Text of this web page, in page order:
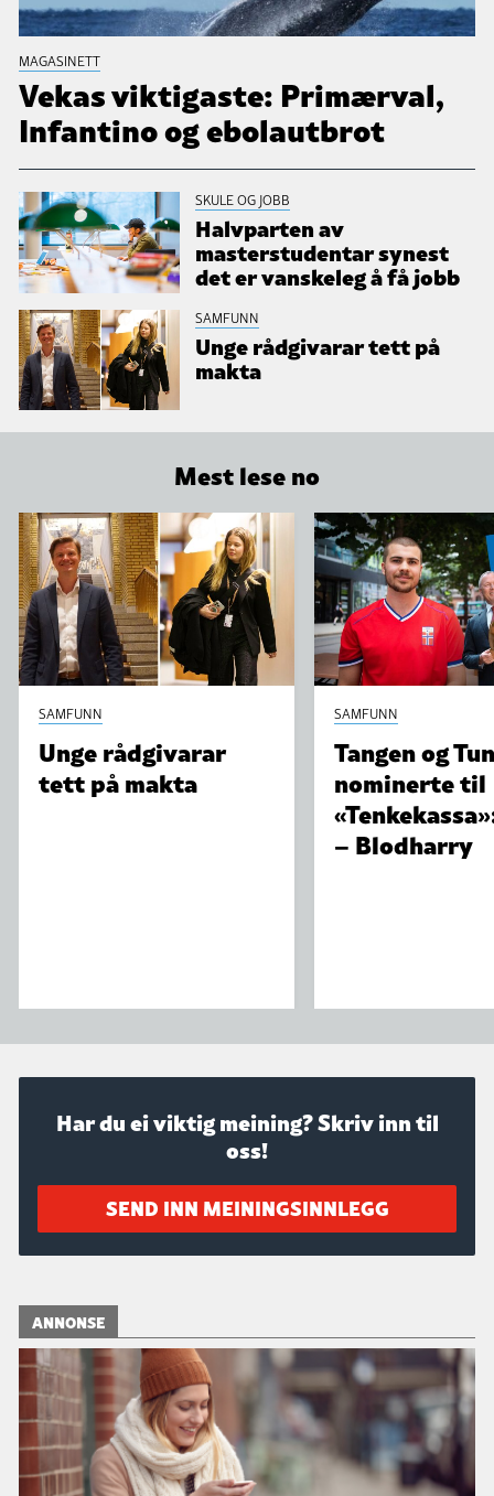
MAGASINETT
Vekas viktigaste: Primærval,
Infantino og ebolautbrot
SKULE OG JOBB
Halvparten av
masterstudentar synest
det er vanskeleg å få jobb
SAMFUNN
Unge rådgivarar tett på
makta
Mest lese no
SAMFUNN
Unge rådgivarar
tett på makta
SAMFUNN
Tangen og
nominerte til
– Blodharry
Har du ei viktig meining? Skriv inn til
oss!
SEND INN MEININGSINNLEGG
ANNONSE